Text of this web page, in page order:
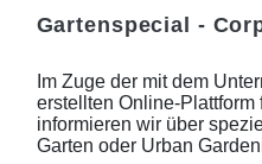
Gartenspecial -
Im Zuge der mit dem
erstellten Online-Plattform
informieren wir über
Garten oder Urban